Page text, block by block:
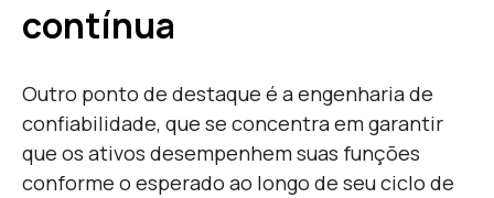
contínua
Outro ponto de destaque é a engenharia de
confiabilidade, que se concentra em garantir
que os ativos desempenhem suas funções
conforme o esperado ao longo de seu ciclo de